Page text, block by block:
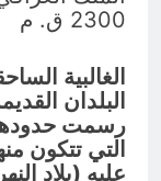
2300 ق. م
الغالبية
البلدان
رسمت حدودها
التي تتكون
عليه (بلاد